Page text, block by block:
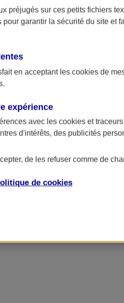
préjugés sur ces petits fichiers
garantir la sécurité du site et
en acceptant les cookies de
expérience
avec les cookies et traceurs
d'intérêts, des publicités
de les refuser comme de
de cookies